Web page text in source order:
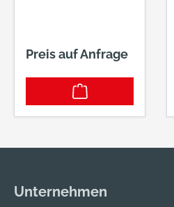
Preis auf Anfrage
Unternehmen